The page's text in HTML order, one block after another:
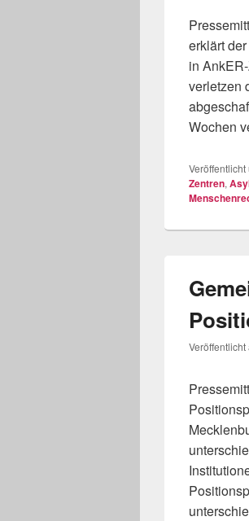
erklärt
in
verletzen
Wochen
Veröffentlicht
Zentren,
Veröffentlicht